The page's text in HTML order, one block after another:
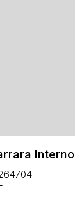
Interno